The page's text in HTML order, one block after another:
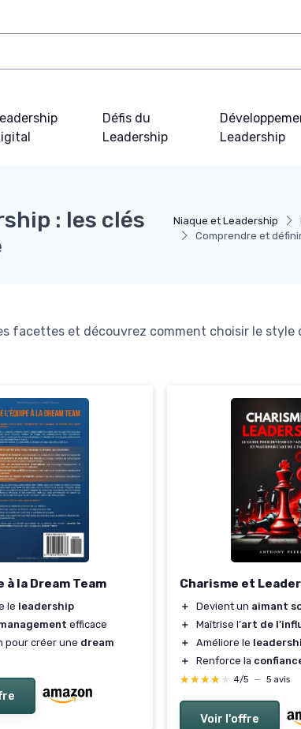
Défis du
Leadership
Leadership
Niaque et Leadership
Comprendre et
: les clés
facettes et découvrez comment choisir le style
à la Dream Team
le leadership
efficace
pour créer une dream
Charisme et
＋ Devient un aimant
＋
Maîtrise l’art de
＋
Améliore le
＋
Renforce la
★★★★★
★★★★★ 4/5 — 5 avis
Voir l'offre